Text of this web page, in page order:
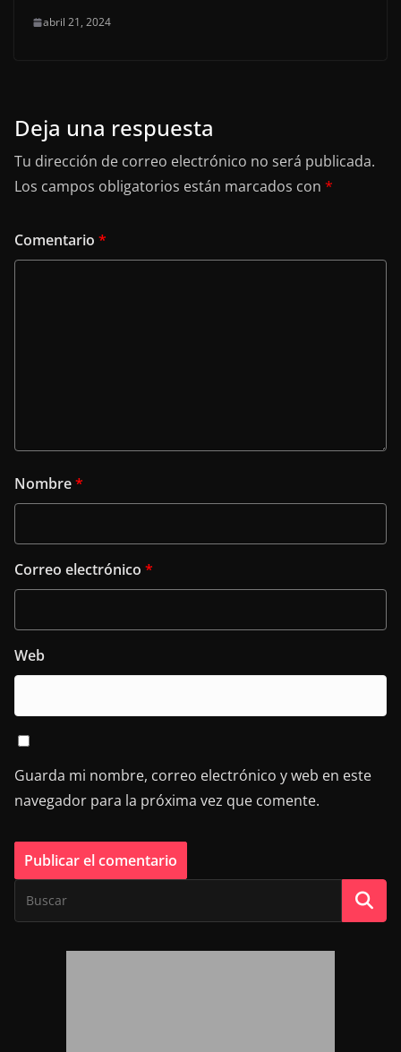
abril 21, 2024
Deja una respuesta
Tu dirección de correo electrónico no será publicada.
Los campos obligatorios están marcados con *
Comentario *
Nombre*
Correo electrónico *
Web
Guarda mi nombre, correo electrónico y web en este
navegador para la próxima vez que comente.